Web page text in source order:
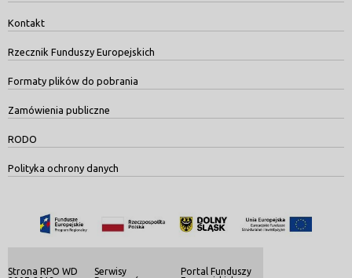
Kontakt
Rzecznik Funduszy Europejskich
Formaty plików do pobrania
Zamówienia publiczne
RODO
Polityka ochrony danych
Strona RPO WD
Serwisy
Portal Funduszy